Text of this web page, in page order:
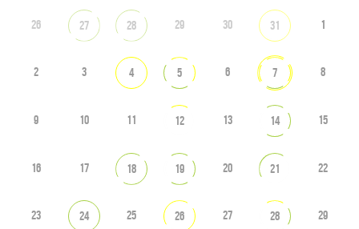
26 27 28 29 30 31 1
2 3 4 5 6 7 8
9 10 11 12 13 14 15
16 17 18 19 20 21 22
23 24 25 26 27 28 29